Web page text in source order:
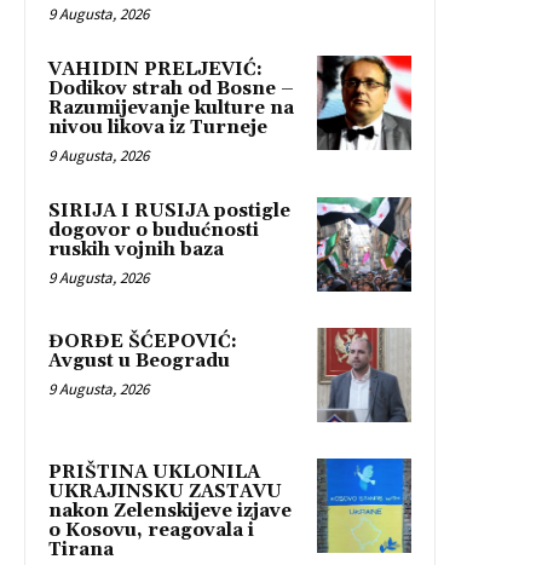
9 Augusta, 2026
VAHIDIN PRELJEVIĆ:
Dodikov strah od Bosne –
Razumijevanje kulture na
nivou likova iz Turneje
9 Augusta, 2026
SIRIJA I RUSIJA postigle
dogovor o budućnosti
ruskih vojnih baza
9 Augusta, 2026
ĐORĐE ŠĆEPOVIĆ:
Avgust u Beogradu
9 Augusta, 2026
PRIŠTINA UKLONILA
UKRAJINSKU ZASTAVU
nakon Zelenskijeve izjave
o Kosovu, reagovala i
Tirana